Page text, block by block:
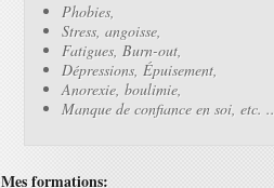
Phobies,
Stress, angoisse,
Fatigues, Burn-out,
Dépressions, Épuisement,
Anorexie, boulimie,
Manque de confiance en soi, etc. ..
Mes formations: